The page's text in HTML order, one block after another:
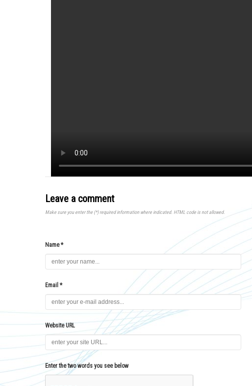
Leave a comment
Make sure you enter the (*) required information where indicated. HTML code is not allowed.
Name *
Email *
Website URL
Enter the two words you see below